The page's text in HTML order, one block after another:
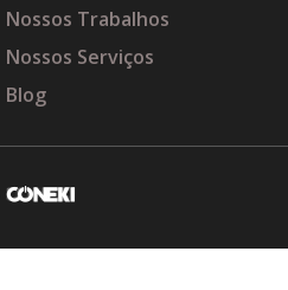
Nossos Trabalhos
Nossos Serviços
Blog